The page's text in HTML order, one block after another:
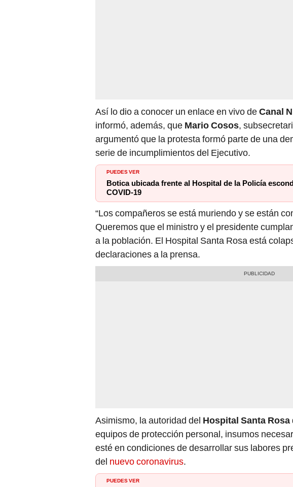
Así lo dio a conocer un enlace en vivo deCanal N
informó, además, que Mario Cosos,
argumentó que la protesta formó parte de una
serie de incumplimientos del Ejecutivo.
PUEDES VER
Botica ubicada frente al Hospital de la Policía
COVID-19
“Los compañeros se está muriendo y se están
Queremos que el ministro y el presidente
a la población. El Hospital Santa Rosa está
declaraciones a la prensa.
Asimismo, la autoridad del Hospital Santa Rosa
equipos de protección personal, insumos
esté en condiciones de desarrollar sus labores
del nuevo coronavirus.
PUEDES VER